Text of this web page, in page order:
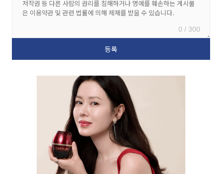
0 / 300